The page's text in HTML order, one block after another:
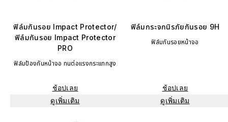
ฟิล์มกันรอย Impact Protector/
ฟิล์มกันรอย Impact Protector
PRO
ฟิล์มป้องกันหน้าจอ ทนต่อแรงกระแทกสูง
ช้อปเลย
ดูเพิ่มเติม
ฟิล์มกระจกนิรภัยกันรอย 9H
ฟิล์มกันรอยหน้าจอ
ช้อปเลย
ดูเพิ่มเติม